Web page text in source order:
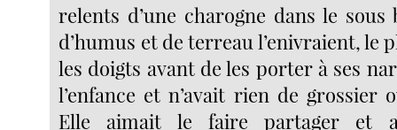
relents d’une charogne dans le sous
d’humus et de terreau l’enivraient, le
les doigts avant de les porter à ses
l’enfance et n’avait rien de grossier
Elle aimait le faire partager et